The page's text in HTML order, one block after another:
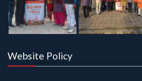
Website Policy